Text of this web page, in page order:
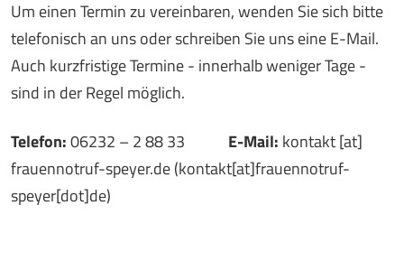
Um einen Termin zu vereinbaren, wenden Sie sich bitte
telefonisch an uns oder schreiben Sie uns eine E-Mail.
Auch kurzfristige Termine - innerhalb weniger Tage -
sind in der Regel möglich.
Telefon:06232 – 2 88 33 E-Mail: kontakt[at]
frauennotruf-speyer.de(kontakt[at]frauennotruf-
speyer[dot]de)